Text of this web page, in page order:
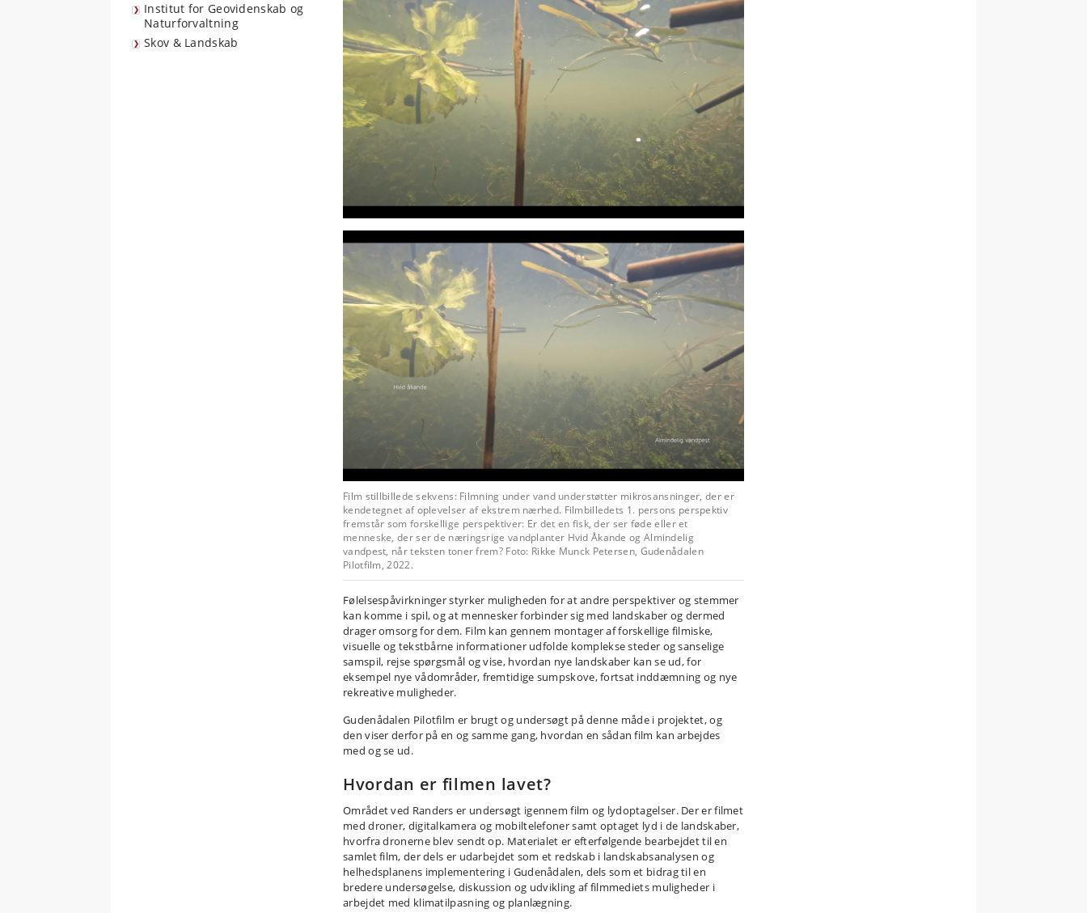
Institut for Geovidenskab og
Naturforvaltning
Skov & Landskab
Film stillbillede sekvens: Filmning under vand understøtter mikrosansninger, der er
kendetegnet af oplevelser af ekstrem nærhed. Filmbilledets 1. persons perspektiv
fremstår som forskellige perspektiver: Er det en fisk, der ser føde eller et
menneske, der ser de næringsrige vandplanter Hvid Åkande og Almindelig
vandpest, når teksten toner frem? Foto: Rikke Munck Petersen, Gudenådalen
Pilotfilm, 2022.
Følelsespåvirkninger styrker muligheden for at andre perspektiver og stemmer
kan komme i spil, og at mennesker forbinder sig med landskaber og dermed
drager omsorg for dem. Film kan gennem montager af forskellige filmiske,
visuelle og tekstbårne informationer udfolde komplekse steder og sanselige
samspil, rejse spørgsmål og vise, hvordan nye landskaber kan se ud, for
eksempel nye vådområder, fremtidige sumpskove, fortsat inddæmning og nye
rekreative muligheder.
Gudenådalen Pilotfilm er brugt og undersøgt på denne måde i projektet, og
den viser derfor på en og samme gang, hvordan en sådan film kan arbejdes
med og se ud.
Hvordan er filmen lavet?
Området ved Randers er undersøgt igennem film og lydoptagelser. Der er filmet
med droner, digitalkamera og mobiltelefoner samt optaget lyd i de landskaber,
hvorfra dronerne blev sendt op. Materialet er efterfølgende bearbejdet til en
samlet film, der dels er udarbejdet som et redskab i landskabsanalysen og
helhedsplanens implementering i Gudenådalen, dels som et bidrag til en
bredere undersøgelse, diskussion og udvikling af filmmediets muligheder i
arbejdet med klimatilpasning og planlægning.